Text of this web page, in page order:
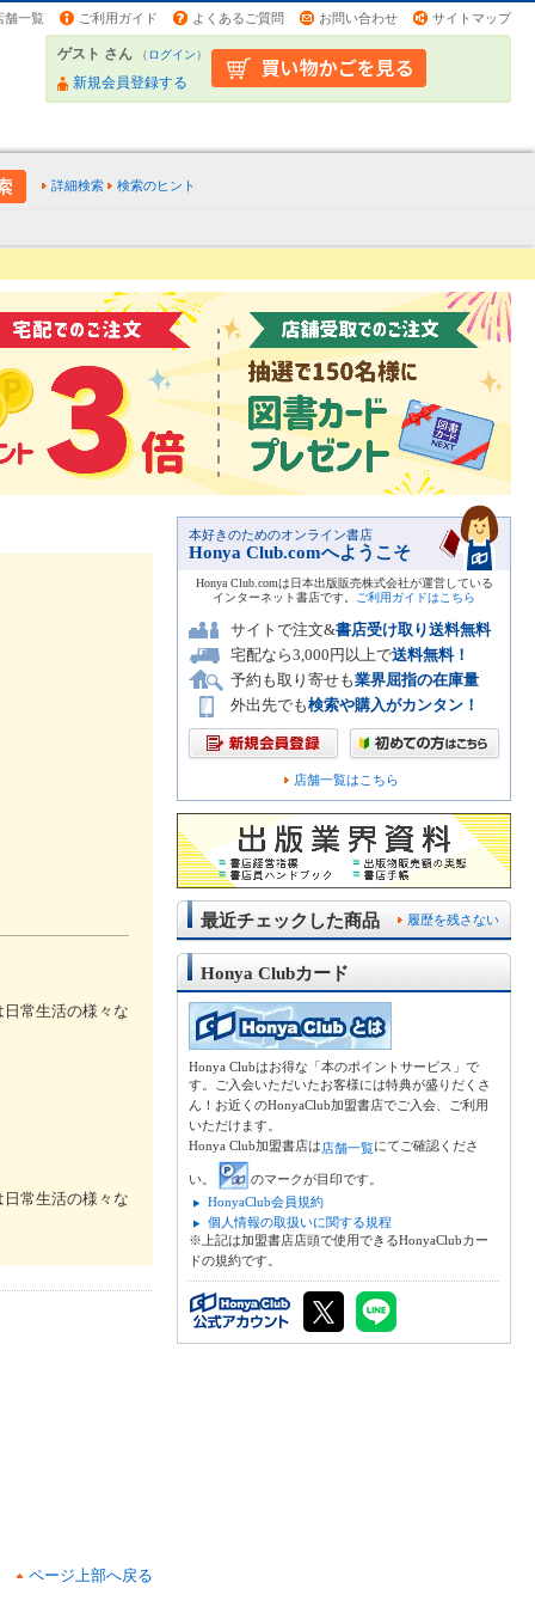
舗一覧 ご利用ガイド よくあるご質問 お問い合わせ サイトマップ
ゲスト さん （ログイン）
新規会員登録する
詳細検索 検索のヒント
常生活の様々な
常生活の様々な
ページ上部へ戻る
本好きのためのオンライン書店
Honya Club.comへようこそ
Honya Club.comは日本出版販売株式会社が運営している
インターネット書店です。
ご利用ガイドはこちら
サイトで注文&書店受け取り送料無料
宅配なら3,000円以上で送料無料！
予約も取り寄せも業界屈指の在庫量
外出先でも検索や購入がカンタン！
店舗一覧はこちら
履歴を残さない
最近チェックした商品
Honya Clubカード
Honya Clubはお得な「本のポイントサービス」で
す。ご入会いただいたお客様には特典が盛りだくさ
ん！お近くのHonyaClub加盟書店でご入会、ご利用
いただけます。
Honya Club加盟書店は店舗一覧にてご確認くださ
い。
のマークが目印です。
HonyaClub会員規約
個人情報の取扱いに関する規程
※上記は加盟書店店頭で使用できるHonyaClubカー
ドの規約です。